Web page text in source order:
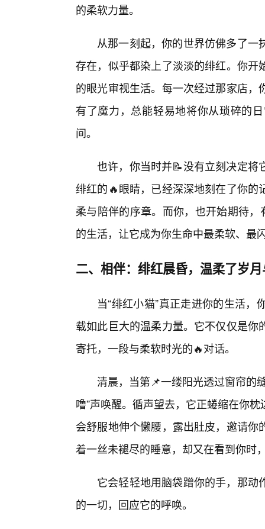
的柔软力量。
从那一刻起，你的世界仿佛多了
存在，似乎都染上了淡淡的绯红。你
的眼光审视生活。每一次经过那家店
有了魔力，总能轻易地将你从琐碎的
间。
也许，你当时并📝没有立刻决定将
绯红的🔥眼睛，已经深深地刻在了你
柔与陪伴的序章。而你，也开始期待
的生活，让它成为你生命中最柔软、最
二、相伴：绯红晨昏，温柔了岁
当“绯红小猫”真正走进你的生活
载如此巨大的温柔力量。它不仅仅是
寄托，一段与柔软时光的🔥对话。
清晨，当第📌一缕阳光透过窗帘的
噜”声唤醒。循声望去，它正蜷缩在你
会舒服地伸个懒腰，露出肚皮，邀请
着一丝未褪尽的睡意，却又在看到你时
它会轻轻地用脑袋蹭你的手，那
的一切，回应它的呼唤。